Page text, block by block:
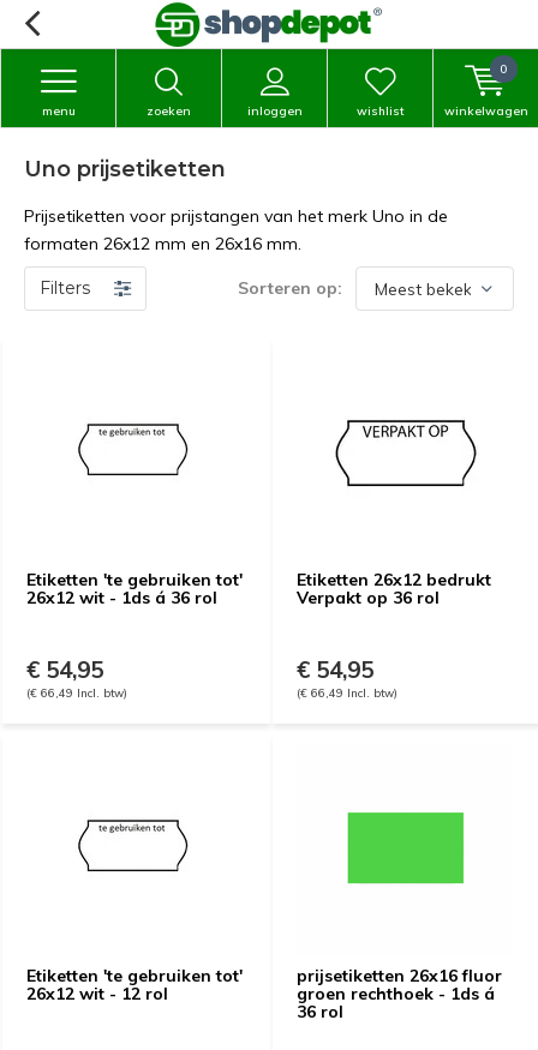
zoeken inloggen
menu wishlist winkelwagen
0
Uno prijsetiketten
Prijsetiketten voor prijstangen van het merk Uno in de
formaten 26x12 mm en 26x16 mm.
Filters Sorteren op:
Etiketten 'te gebruiken tot'
26x12 wit - 1ds á 36 rol
€ 54,95
(€ 66,49 Incl. btw)
Etiketten 26x12 bedrukt
Verpakt op 36 rol
€ 54,95
(€ 66,49 Incl. btw)
Etiketten 'te gebruiken tot'
26x12 wit - 12 rol
prijsetiketten 26x16 fluor
groen rechthoek - 1ds á
36 rol